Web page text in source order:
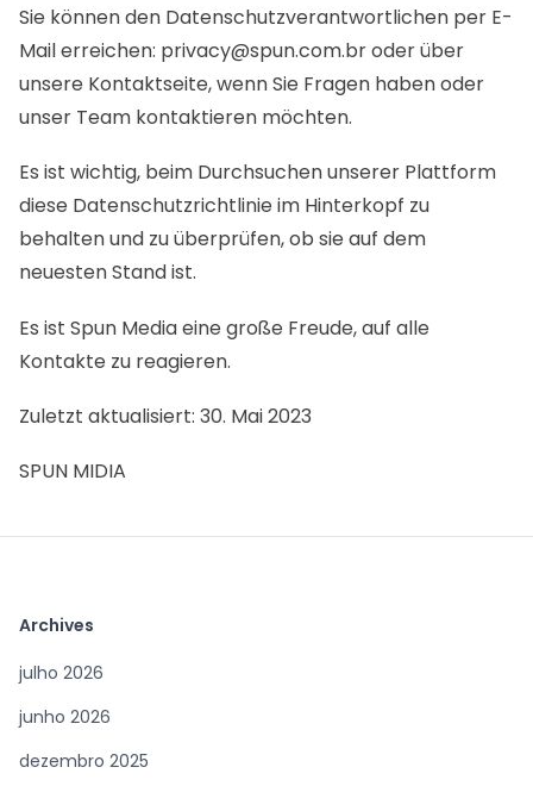
Sie können den Datenschutzverantwortlichen per E-
Mail erreichen: privacy@spun.com.broder über
unsere Kontaktseite, wenn Sie Fragen haben oder
unser Team kontaktieren möchten.
Es ist wichtig, beim Durchsuchen unserer Plattform
diese Datenschutzrichtlinie im Hinterkopf zu
behalten und zu überprüfen, ob sie auf dem
neuesten Stand ist.
Es ist Spun Media eine große Freude, auf alle
Kontakte zu reagieren.
Zuletzt aktualisiert: 30. Mai 2023
SPUN MIDIA
Archives
julho 2026
junho 2026
dezembro 2025